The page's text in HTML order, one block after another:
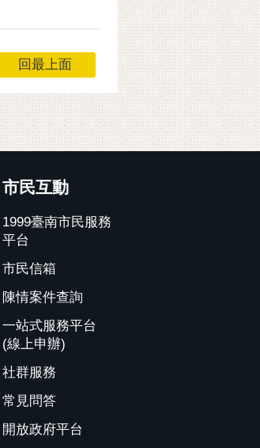
回最上面
市民互動
1999臺南市民服務
平台
市民信箱
陳情案件查詢
一站式服務平台
(線上申辦)
社群服務
常見問答
開放政府平台